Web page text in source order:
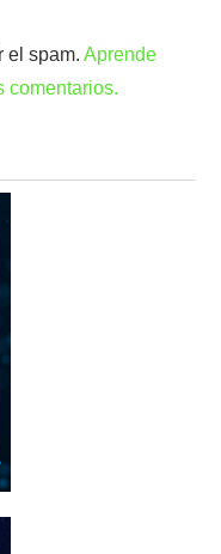
el spam.Aprende
comentarios.